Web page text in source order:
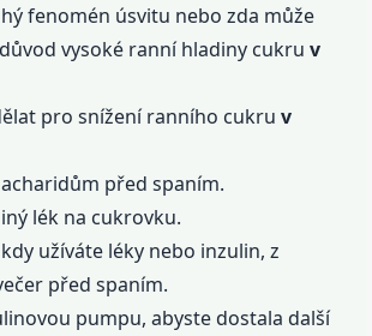
fenomén úsvitu nebo zda může
vysoké ranní hladiny cukruv
pro snížení ranního cukruv
před spaním.
lék na cukrovku.
užíváte léky nebo inzulin, z
před spaním.
pumpu, abyste dostala další